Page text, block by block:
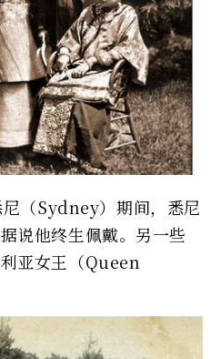
（Sydney）期间，悉尼
说他终生佩戴。另一些
亚女王（Queen